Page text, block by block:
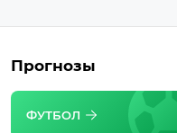
Прогнозы
ФУТБОЛ